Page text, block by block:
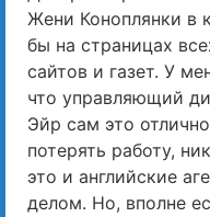
Жени Коноплянки в
бы на страницах
сайтов и газет. У
что управляющий
Эйр сам это
потерять работу,
это и английские
делом. Но, вполне